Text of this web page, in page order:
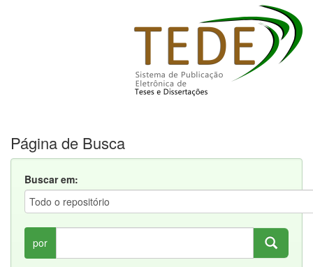
Página de Busca
Buscar em:
por